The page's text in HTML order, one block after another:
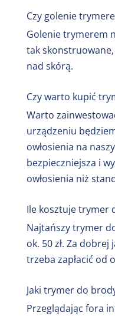
tylko na sucho lub
wyborem będzie
użytkować
trymer do brody,
akumulatorowo
długo może
na akumulatorze.
akumulatorze
Czy golenie
Golenie trymerem
tak skonstruowane,
nad skórą.
Czy warto kupić
Warto
urządzeniu
owłosienia na
bezpieczniejsza i
owłosienia niż
Ile kosztuje trymer
Najtańszy trymer
ok. 50 zł. Za
trzeba zapłacić od
Jaki trymer do
Przeglądając fora